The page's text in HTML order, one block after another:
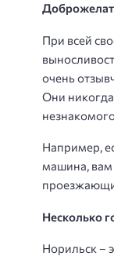
При всей
очень
Они никогда
Например,
машина,
Несколько
Норильск –